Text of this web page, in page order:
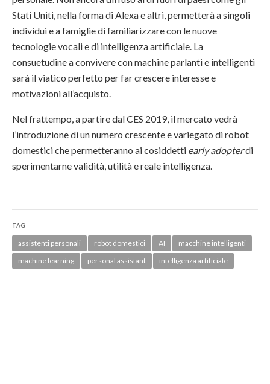
Stati Uniti, nella forma di Alexa e altri, permetterà a singoli
individui e a famiglie di familiarizzare con le nuove
tecnologie vocali e di intelligenza artificiale. La
consuetudine a convivere con machine parlanti e intelligenti
sarà il viatico perfetto per far crescere interesse e
motivazioni all’acquisto.
Nel frattempo, a partire dal CES 2019, il mercato vedrà
l’introduzione di un numero crescente e variegato di robot
domestici che permetteranno ai cosiddetti early adopterdi
sperimentarne validità, utilità e reale intelligenza.
TAG
assistenti personali robot domestici AI
macchine intelligenti
machine learning
personal assistant intelligenza artificiale